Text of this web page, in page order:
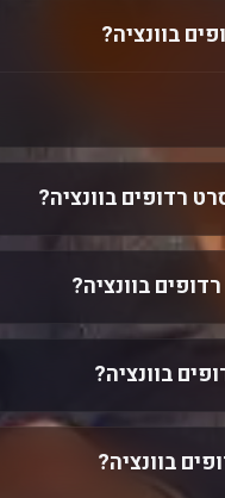
בוונציה?
רדופים בוונציה?
בוונציה?
בוונציה?
בוונציה?